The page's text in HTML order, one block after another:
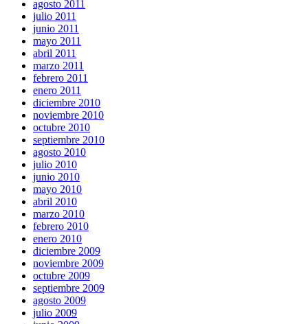
agosto 2011
julio 2011
junio 2011
mayo 2011
abril 2011
marzo 2011
febrero 2011
enero 2011
diciembre 2010
noviembre 2010
octubre 2010
septiembre 2010
agosto 2010
julio 2010
junio 2010
mayo 2010
abril 2010
marzo 2010
febrero 2010
enero 2010
diciembre 2009
noviembre 2009
octubre 2009
septiembre 2009
agosto 2009
julio 2009